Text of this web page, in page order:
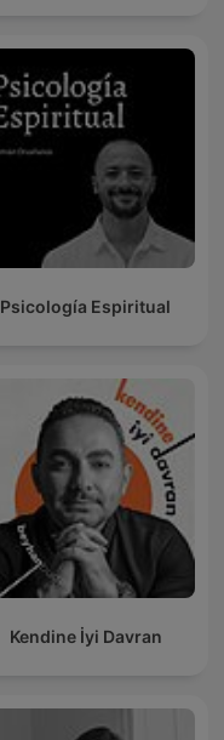
Psicología Espiritual
Kendine İyi Davran